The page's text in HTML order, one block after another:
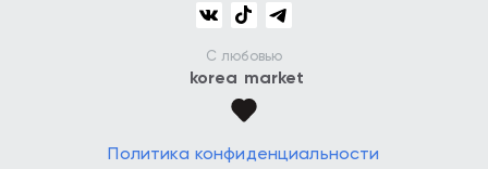
С любовью
korea market
Политика конфиденциальности